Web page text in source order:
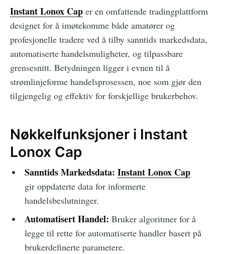
Instant Lonox Cap er en omfattende tradingplattform
designet for å imøtekomme både amatører og
profesjonelle tradere ved å tilby sanntids markedsdata,
automatiserte handelsmuligheter, og tilpassbare
grensesnitt. Betydningen ligger i evnen til å
strømlinjeforme handelsprosessen, noe som gjør den
tilgjengelig og effektiv for forskjellige brukerbehov.
Nøkkelfunksjoner i Instant
Lonox Cap
Sanntids Markedsdata: Instant Lonox Cap
gir oppdaterte data for informerte
handelsbeslutninger.
Automatisert Handel: Bruker algoritmer for å
legge til rette for automatiserte handler basert på
brukerdefinerte parametere.